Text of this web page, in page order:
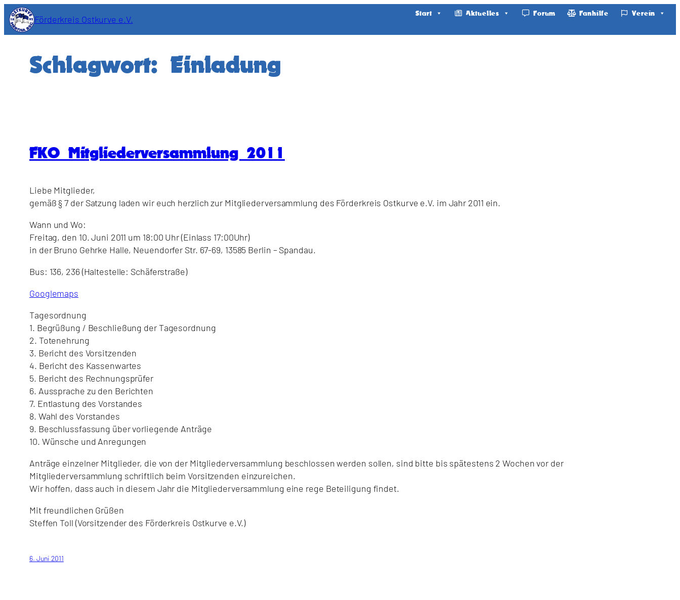
Zum
Inhalt
Förderkreis Ostkurve e.V.
Start Aktuelles Forum Fanhilfe Verein
Schlagwort:Einladung
FKO Mitgliederversammlung 2011
Liebe Mitglieder,
gemäß § 7 der Satzung laden wir euch herzlich zur Mitgliederversammlung des Förderkreis Ostkurve e.V. im Jahr 2011 ein.
Wann und Wo:
Freitag, den 10. Juni 2011 um 18:00 Uhr (Einlass 17:00Uhr)
in der Bruno Gehrke Halle, Neuendorfer Str. 67-69, 13585 Berlin – Spandau.
Bus: 136, 236 (Haltestelle: Schäferstraße)
Googlemaps
Tagesordnung
1. Begrüßung / Beschließung der Tagesordnung
2. Totenehrung
3. Bericht des Vorsitzenden
4. Bericht des Kassenwartes
5. Bericht des Rechnungsprüfer
6. Aussprache zu den Berichten
7. Entlastung des Vorstandes
8. Wahl des Vorstandes
9. Beschlussfassung über vorliegende Anträge
10. Wünsche und Anregungen
Anträge einzelner Mitglieder, die von der Mitgliederversammlung beschlossen werden sollen, sind bitte bis spätestens 2 Wochen vor der
Mitgliederversammlung schriftlich beim Vorsitzenden einzureichen.
Wir hoffen, dass auch in diesem Jahr die Mitgliederversammlung eine rege Beteiligung findet.
Mit freundlichen Grüßen
Steffen Toll (Vorsitzender des Förderkreis Ostkurve e.V.)
6. Juni 2011